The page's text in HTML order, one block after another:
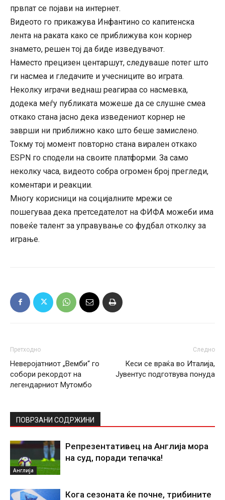
првпат се појави на интернет.
Видеото го прикажува Инфантино со капитенска
лента на раката како се приближува кон корнер
знамето, решен тој да биде изведувачот.
Наместо прецизен центаршут, следуваше потег што
ги насмеа и гледачите и учесниците во играта.
Неколку играчи веднаш реагираа со насмевка,
додека меѓу публиката можеше да се слушне смеа
откако стана јасно дека изведениот корнер не
заврши ни приближно како што беше замислено.
Токму тој момент повторно стана вирален откако
ESPN го сподели на своите платформи. За само
неколку часа, видеото собра огромен број прегледи,
коментари и реакции.
Многу корисници на социјалните мрежи се
пошегуваа дека претседателот на ФИФА можеби има
повеќе талент за управување со фудбал отколку за
играње.
Претходно
Неверојатниот „Вемби“ го
собори рекордот на
легендарниот Мутомбо
Следно
Кеси се враќа во Италија,
Јувентус подготвува понуда
ПОВРЗАНИ СОДРЖИНИ
Англија
Репрезентативец на Англија мора
на суд, поради тепачка!
Кога сезоната ќе почне, трибините